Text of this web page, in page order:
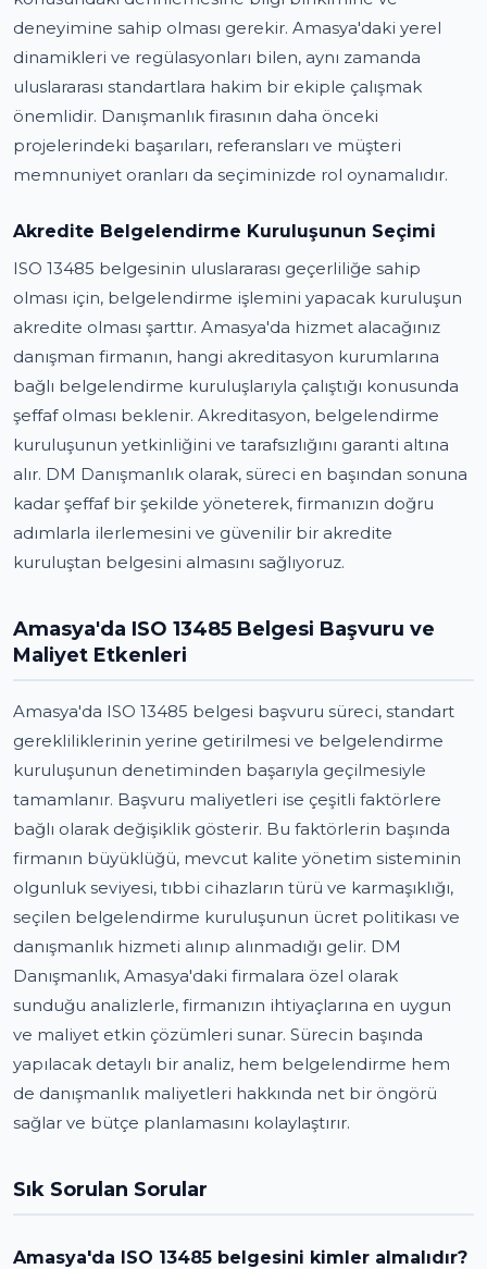
deneyimine sahip olması gerekir. Amasya'daki yerel
dinamikleri ve regülasyonları bilen, aynı zamanda
uluslararası standartlara hakim bir ekiple çalışmak
önemlidir. Danışmanlık firasının daha önceki
projelerindeki başarıları, referansları ve müşteri
memnuniyet oranları da seçiminizde rol oynamalıdır.
Akredite Belgelendirme Kuruluşunun Seçimi
ISO 13485 belgesinin uluslararası geçerliliğe sahip
olması için, belgelendirme işlemini yapacak kuruluşun
akredite olması şarttır. Amasya'da hizmet alacağınız
danışman firmanın, hangi akreditasyon kurumlarına
bağlı belgelendirme kuruluşlarıyla çalıştığı konusunda
şeffaf olması beklenir. Akreditasyon, belgelendirme
kuruluşunun yetkinliğini ve tarafsızlığını garanti altına
alır. DM Danışmanlık olarak, süreci en başından sonuna
kadar şeffaf bir şekilde yöneterek, firmanızın doğru
adımlarla ilerlemesini ve güvenilir bir akredite
kuruluştan belgesini almasını sağlıyoruz.
Amasya'da ISO 13485 Belgesi Başvuru ve
Maliyet Etkenleri
Amasya'da ISO 13485 belgesi başvuru süreci, standart
gerekliliklerinin yerine getirilmesi ve belgelendirme
kuruluşunun denetiminden başarıyla geçilmesiyle
tamamlanır. Başvuru maliyetleri ise çeşitli faktörlere
bağlı olarak değişiklik gösterir. Bu faktörlerin başında
firmanın büyüklüğü, mevcut kalite yönetim sisteminin
olgunluk seviyesi, tıbbi cihazların türü ve karmaşıklığı,
seçilen belgelendirme kuruluşunun ücret politikası ve
danışmanlık hizmeti alınıp alınmadığı gelir. DM
Danışmanlık, Amasya'daki firmalara özel olarak
sunduğu analizlerle, firmanızın ihtiyaçlarına en uygun
ve maliyet etkin çözümleri sunar. Sürecin başında
yapılacak detaylı bir analiz, hem belgelendirme hem
de danışmanlık maliyetleri hakkında net bir öngörü
sağlar ve bütçe planlamasını kolaylaştırır.
Sık Sorulan Sorular
Amasya'da ISO 13485 belgesini kimler almalıdır?